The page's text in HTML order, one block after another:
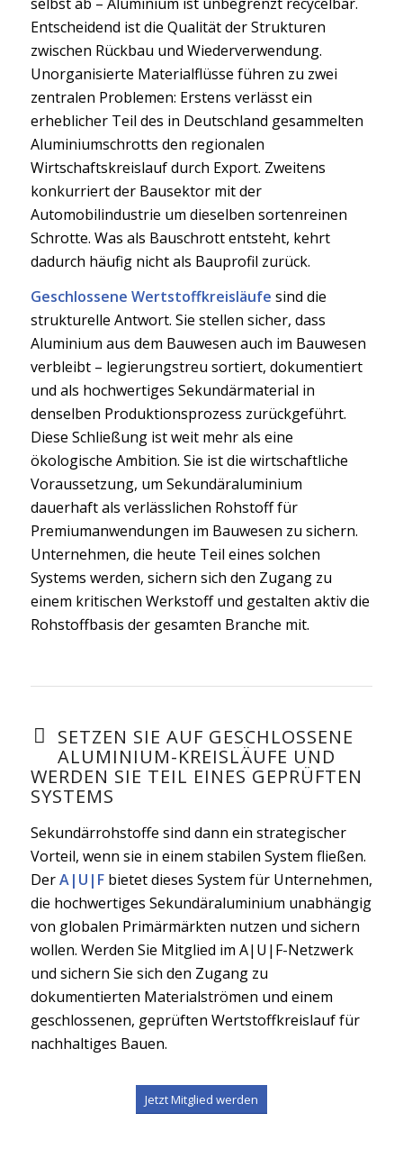
Entscheidend ist die Qualität der Strukturen
zwischen Rückbau und Wiederverwendung.
Unorganisierte Materialflüsse führen zu zwei
zentralen Problemen: Erstens verlässt ein
erheblicher Teil des in Deutschland gesammelten
Aluminiumschrotts den regionalen
Wirtschaftskreislauf durch Export. Zweitens
konkurriert der Bausektor mit der
Automobilindustrie um dieselben sortenreinen
Schrotte. Was als Bauschrott entsteht, kehrt
dadurch häufig nicht als Bauprofil zurück.
Geschlossene Wertstoffkreisläufe sind die
strukturelle Antwort. Sie stellen sicher, dass
Aluminium aus dem Bauwesen auch im Bauwesen
verbleibt – legierungstreu sortiert, dokumentiert
und als hochwertiges Sekundärmaterial in
denselben Produktionsprozess zurückgeführt.
Diese Schließung ist weit mehr als eine
ökologische Ambition. Sie ist die wirtschaftliche
Voraussetzung, um Sekundäraluminium
dauerhaft als verlässlichen Rohstoff für
Premiumanwendungen im Bauwesen zu sichern.
Unternehmen, die heute Teil eines solchen
Systems werden, sichern sich den Zugang zu
einem kritischen Werkstoff und gestalten aktiv die
Rohstoffbasis der gesamten Branche mit.
SETZEN SIE AUF GESCHLOSSENE
ALUMINIUM-KREISLÄUFE UND
WERDEN SIE TEIL EINES GEPRÜFTEN
SYSTEMS
Sekundärrohstoffe sind dann ein strategischer
Vorteil, wenn sie in einem stabilen System fließen.
DerA|U|Fbietet dieses System für Unternehmen,
die hochwertiges Sekundäraluminium unabhängig
von globalen Primärmärkten nutzen und sichern
wollen. Werden Sie Mitglied im A|U|F-Netzwerk
und sichern Sie sich den Zugang zu
dokumentierten Materialströmen und einem
geschlossenen, geprüften Wertstoffkreislauf für
nachhaltiges Bauen.
Jetzt Mitglied werden